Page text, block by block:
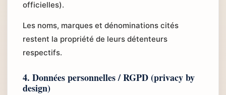
officielles).
Les noms, marques et dénominations cités
restent la propriété de leurs détenteurs
respectifs.
4. Données personnelles / RGPD (privacy by
design)